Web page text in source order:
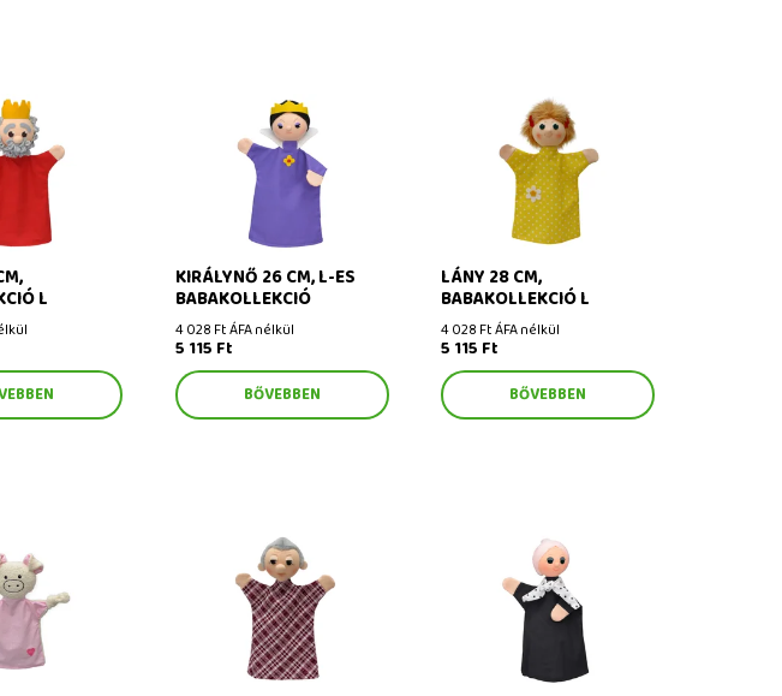
L
L
Királynő 26 cm, L-es
babakollekció
KIRÁLYNŐ 26 CM, L-ES
BABAKOLLEKCIÓ
4 028 Ft ÁFA nélkül
5 115 Ft
BŐVEBBEN
Lány 28 cm, babakollekció L
LÁNY 28 CM,
BABAKOLLEKCIÓ L
4 028 Ft ÁFA nélkül
5 115 Ft
BŐVEBBEN
frottírbáb Nagyapa 26 cm, bábkollekció Nagymama 28 cm,
babakollekció L